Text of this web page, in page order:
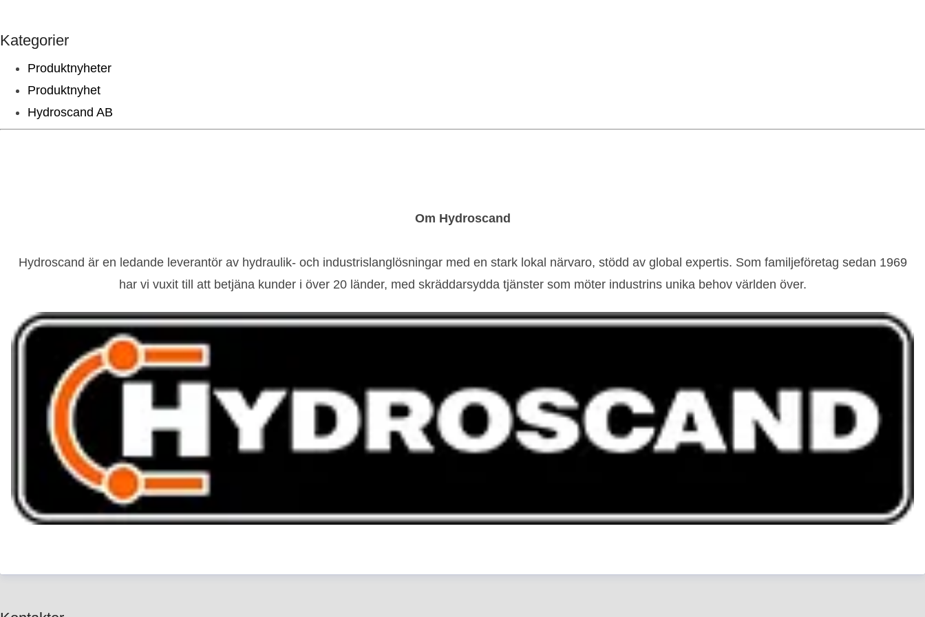
Kategorier
Produktnyheter
Produktnyhet
Hydroscand AB
Om Hydroscand
Hydroscand är en ledande leverantör av hydraulik- och industrislanglösningar med en stark lokal närvaro, stödd av global expertis. Som familjeföretag sedan 1969
har vi vuxit till att betjäna kunder i över 20 länder, med skräddarsydda tjänster som möter industrins unika behov världen över.